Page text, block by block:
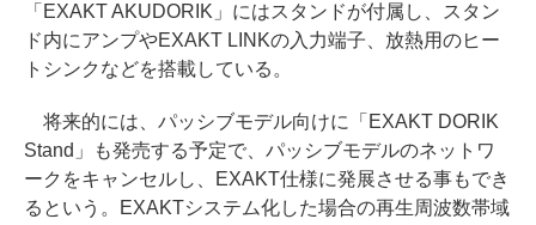
「EXAKT AKUDORIK」にはスタンドが付属し、スタン
ド内にアンプやEXAKT LINKの入力端子、放熱用のヒー
トシンクなどを搭載している。
将来的には、パッシブモデル向けに「EXAKT DORIK
Stand」も発売する予定で、パッシブモデルのネットワ
ークをキャンセルし、EXAKT仕様に発展させる事もでき
るという。EXAKTシステム化した場合の再生周波数帯域